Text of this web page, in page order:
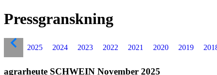
Pressgranskning
2025 2024 2023 2022 2021 2020 2019
agrarheute SCHWEIN November 2025